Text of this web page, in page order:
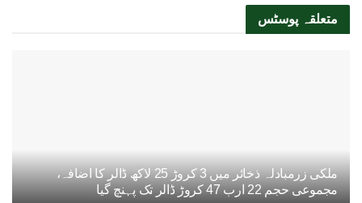
متعلقہ پوسٹس
ملکی زرمبادلہ ذخائر میں 3 کروڑ 25 لاکھ ڈالر کا اضافہ،
مجموعی حجم 22 ارب 47 کروڑ ڈالر تک پہنچ گیا